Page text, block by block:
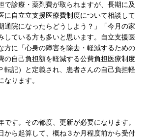
で診療・薬剤費が取られますが、長期に及
に自立立支援医療費制度について相談して
通院になったらどうしよう？」「今月の家
している方も多いと思います。自立支援医
方に「心身の障害を除去・軽減するための
の自己負担額を軽減する公費負担医療制度
転記）と定義され、患者さんの自己負担軽
ります。
です。その都度、更新が必要になります。
から起算して、概ね３か月程度前から受付